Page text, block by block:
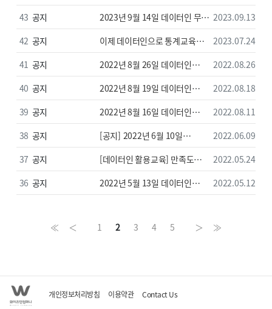
교육 강의자료
43 공지
2023년 9월 14일 데이터인 무료
교육 강의자료
2023.09.13
42 공지
이제 데이터인으로 통계교육
하세요! (교재무료신청 이벤트)
2023.07.24
41 공지
2022년 8월 26일 데이터인
이용자교육 강의자료&데이터
안내
2022.08.26
40 공지
2022년 8월 19일 데이터인
이용자교육 강의자료&데이터
안내
2022.08.18
39 공지
2022년 8월 16일 데이터인
이용자교육 강의자료&데이터
안내
2022.08.11
38 공지
[공지] 2022년 6월 10일
데이터인 이용자교육 강의자료&
데이터 안내
2022.06.09
37 공지
[데이터인 활용교육] 만족도
하루만에 완성하기
2022.05.24
36 공지
2022년 5월 13일 데이터인
안내
2022.05.12
≪ ＜ 1 2 3 4 5 ＞ ≫
개인정보처리방침 이용약관 Contact Us